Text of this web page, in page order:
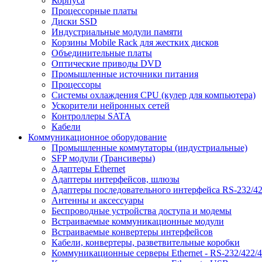
Процессорные платы
Диски SSD
Индустриальные модули памяти
Корзины Mobile Rack для жестких дисков
Объединительные платы
Оптические приводы DVD
Промышленные источники питания
Процессоры
Системы охлаждения CPU (кулер для компьютера)
Ускорители нейронных сетей
Контроллеры SATA
Кабели
Коммуникационное оборудование
Промышленные коммутаторы (индустриальные)
SFP модули (Трансиверы)
Адаптеры Ethernet
Адаптеры интерфейсов, шлюзы
Адаптеры последовательного интерфейса RS-232/
Антенны и аксессуары
Беспроводные устройства доступа и модемы
Встраиваемые коммуникационные модули
Встраиваемые конвертеры интерфейсов
Кабели, конвертеры, разветвительные коробки
Коммуникационные серверы Ethernet - RS-232/422/